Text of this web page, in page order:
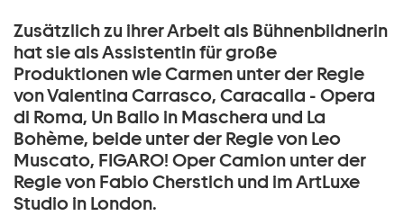
Zusätzlich zu ihrer Arbeit als Bühnenbildnerin
hat sie als Assistentin für große
Produktionen wie Carmen unter der Regie
von Valentina Carrasco, Caracalla - Opera
di Roma, Un Ballo in Maschera und La
Bohème, beide unter der Regie von Leo
Muscato, FIGARO! Oper Camion unter der
Regie von Fabio Cherstich und im ArtLuxe
Studio in London.